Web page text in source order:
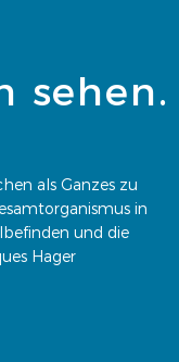
sehen.
als Ganzes zu
in
und die
Hager